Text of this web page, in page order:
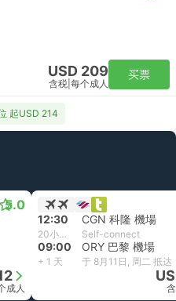
USD 209
含税 每个成人
买票
起USD 214
5.0
成人
12:30 CGN 科隆 機場
20小时30分钟 Self-connect
09:00 ORY 巴黎 機場
+ 1 天 于 8月11日, 周二 抵达